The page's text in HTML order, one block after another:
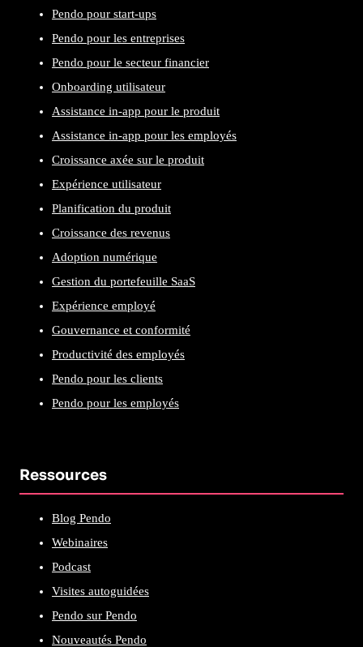
Pendo pour start-ups
Pendo pour les entreprises
Pendo pour le secteur financier
Onboarding utilisateur
Assistance in-app pour le produit
Assistance in-app pour les employés
Croissance axée sur le produit
Expérience utilisateur
Planification du produit
Croissance des revenus
Adoption numérique
Gestion du portefeuille SaaS
Expérience employé
Gouvernance et conformité
Productivité des employés
Pendo pour les clients
Pendo pour les employés
Ressources
Blog Pendo
Webinaires
Podcast
Visites autoguidées
Pendo sur Pendo
Nouveautés Pendo